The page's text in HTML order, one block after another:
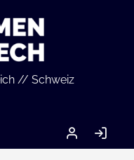
// Schweiz
MEIN
ACCOUNT